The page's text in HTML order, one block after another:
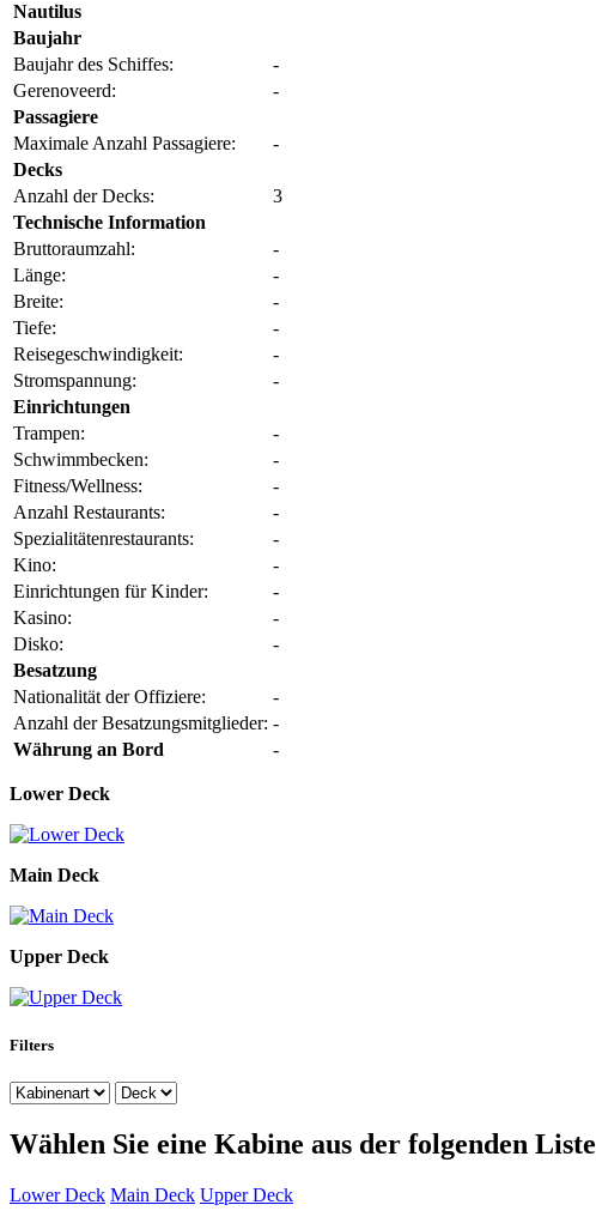
Nautilus
Baujahr
Baujahr des Schiffes:
-
Gerenoveerd:
-
Passagiere
Maximale Anzahl Passagiere:
-
Decks
Anzahl der Decks:
3
Technische Information
Bruttoraumzahl:
-
Länge:
-
Breite:
-
Tiefe:
-
Reisegeschwindigkeit:
-
Stromspannung:
-
Einrichtungen
Trampen:
-
Schwimmbecken:
-
Fitness/Wellness:
-
Anzahl Restaurants:
-
Spezialitätenrestaurants:
-
Kino:
-
Einrichtungen für Kinder:
-
Kasino:
-
Disko:
-
Besatzung
Nationalität der Offiziere:
-
Anzahl der Besatzungsmitglieder: -
Währung an Bord
-
Lower Deck
Main Deck
Upper Deck
Filters
Wählen Sie eine Kabine aus der folgenden Liste
Lower Deck Main Deck Upper Deck